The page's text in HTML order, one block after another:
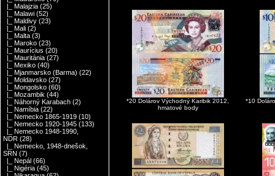
|_ Malajzia (25)
|_ Malawi (52)
|_ Maldivy (23)
|_ Mali (2)
|_ Malta (3)
|_ Maroko (23)
|_ Maurícius (20)
|_ Mauritánia (27)
|_ Mexiko (40)
|_ Mjanmarsko (Barma) (22)
|_ Moldavsko (27)
|_ Mongolsko (60)
|_ Mozambik (44)
|_ Náhorný Karabach (2)
|_ Namíbia (22)
|_ Nemecko 1865-1919 (10)
|_ Nemecko 1920-1945 (133)
|_ Nemecko 1948-1990,
NDR (28)
|_ Nemecko, 1948-dnešok,
SRN (7)
|_ Nepál (66)
|_ Nigéria (45)
*20 Dolárov Východný Karibik 2012,
hmatové body
*10